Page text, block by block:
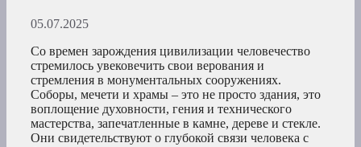
05.07.2025
Со времен зарождения цивилизации человечество
стремилось увековечить свои верования и
стремления в монументальных сооружениях.
Соборы, мечети и храмы – это не просто здания, это
воплощение духовности, гения и технического
мастерства, запечатленные в камне, дереве и стекле.
Они свидетельствуют о глубокой связи человека с